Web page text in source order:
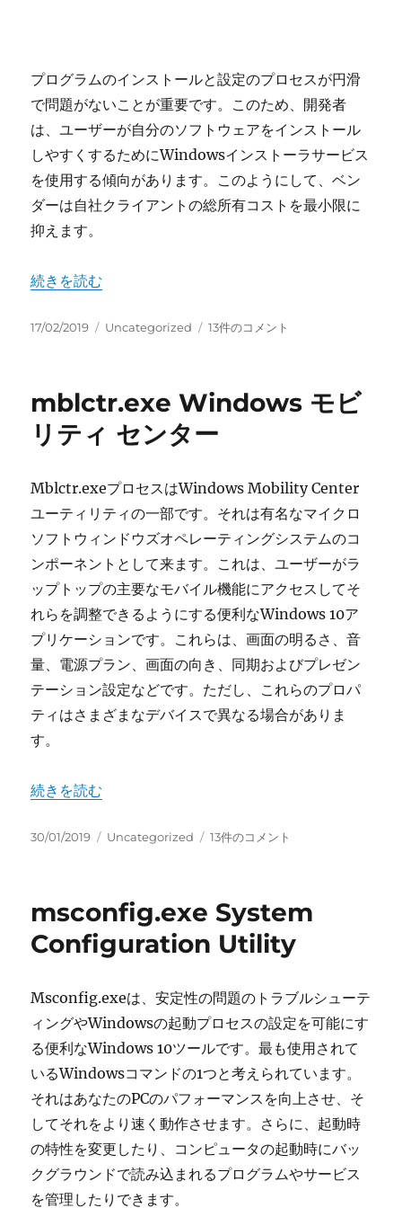
プログラムのインストールと設定のプロセスが円滑
で問題がないことが重要です。このため、開発者
は、ユーザーが自分のソフトウェアをインストール
しやすくするためにWindowsインストーラサービス
を使用する傾向があります。このようにして、ベン
ダーは自社クライアントの総所有コストを最小限に
抑えます。
“msiexec.exe Windows® インストーラー” の
続きを読む
投
17/02/2019
カ
ー
Uncategorized
msiexec.exe
ス
ー
へ
の
13件のコメント
mblctr.exe Windows モビ
リティ センター
Mblctr.exeプロセスはWindows Mobility Center
ユーティリティの一部です。それは有名なマイクロ
ソフトウィンドウズオペレーティングシステムのコ
ンポーネントとして来ます。これは、ユーザーがラ
ップトップの主要なモバイル機能にアクセスしてそ
れらを調整できるようにする便利なWindows 10ア
プリケーションです。これらは、画面の明るさ、音
量、電源プラン、画面の向き、同期およびプレゼン
テーション設定などです。ただし、これらのプロパ
ティはさまざまなデバイスで異なる場合がありま
す。
“mblctr.exe Windows モビリティ センター” の
続きを読む
投
30/01/2019
カ
ー
Uncategorized
mblctr.exe
リ
ィ
タ
ー
へ
13件のコメント
msconfig.exe System
Configuration Utility
Msconfig.exeは、安定性の問題のトラブルシューテ
ィングやWindowsの起動プロセスの設定を可能にす
る便利なWindows 10ツールです。最も使用されて
いるWindowsコマンドの1つと考えられています。
それはあなたのPCのパフォーマンスを向上させ、そ
してそれをより速く動作させます。さらに、起動時
の特性を変更したり、コンピュータの起動時にバッ
クグラウンドで読み込まれるプログラムやサービス
を管理したりできます。